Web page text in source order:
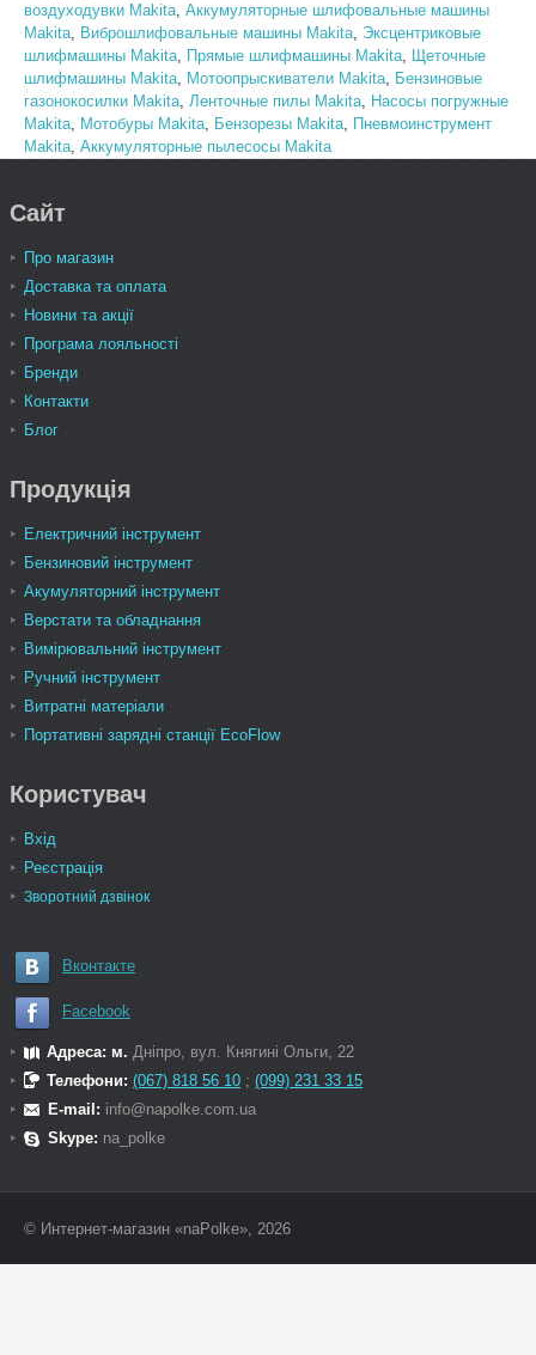
воздуходувки Makita, Аккумуляторные шлифовальные машины
Makita, Виброшлифовальные машины Makita, Эксцентриковые
шлифмашины Makita, Прямые шлифмашины Makita, Щеточные
шлифмашины Makita, Мотоопрыскиватели Makita, Бензиновые
газонокосилки Makita, Ленточные пилы Makita, Насосы погружные
Makita, Мотобуры Makita, Бензорезы Makita, Пневмоинструмент
Makita, Аккумуляторные пылесосы Makita
Сайт
Про магазин
Доставка та оплата
Новини та акції
Програма лояльності
Бренди
Контакти
Блог
Продукція
Електричний інструмент
Бензиновий інструмент
Акумуляторний інструмент
Верстати та обладнання
Вимірювальний інструмент
Ручний інструмент
Витратні матеріали
Портативні зарядні станції EcoFlow
Користувач
Вхід
Реєстрація
Зворотний дзвінок
Вконтакте
Facebook
Адреса: м. Дніпро, вул. Княгині Ольги, 22
Телефони: (067) 818 56 10 ; (099) 231 33 15
E-mail: info@napolke.com.ua
Skype: na_polke
© Интернет-магазин «naPolke», 2026